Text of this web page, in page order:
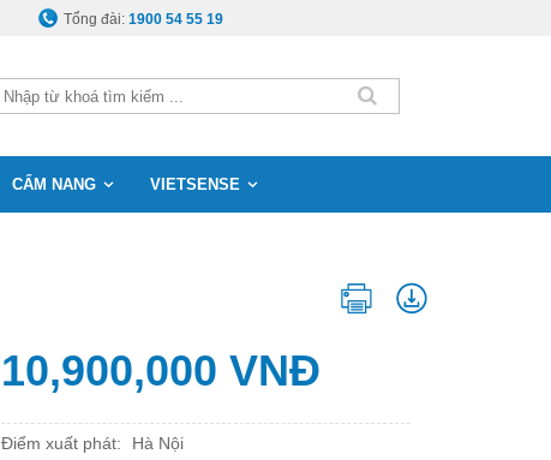
Tổng đài:1900 54 55 19
CẨM NANG VIETSENSE
10,900,000 VNĐ
Điểm xuất phát:
Hà Nội